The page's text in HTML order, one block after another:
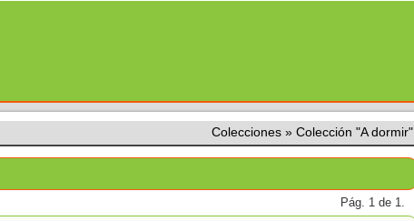
Colecciones » Colección "A dormir"
Pág. 1 de 1.